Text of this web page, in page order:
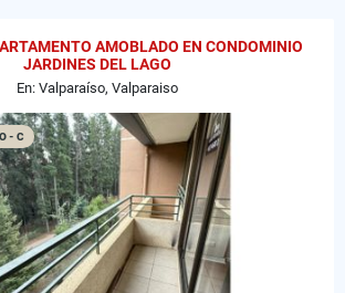
AMOBLADO EN CONDOMINIO
JARDINES DEL LAGO
En: Valparaíso, Valparaiso
- C